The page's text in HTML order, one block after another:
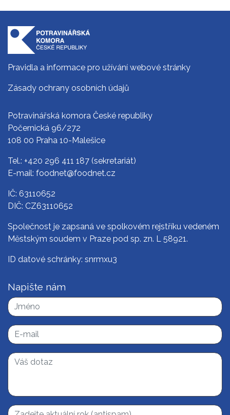
Pravidla a informace pro užívání webové stránky
Zásady ochrany osobních údajů
Potravinářská komora České republiky
Počernická 96/272
108 00 Praha 10-Malešice
Tel.: +420 296 411 187 (sekretariát)
E-mail: foodnet@foodnet.cz
IČ: 63110652
DIČ: CZ63110652
Společnost je zapsaná ve spolkovém rejstříku vedeném
Městským soudem v Praze pod sp. zn. L 58921.
ID datové schránky: snrmxu3
Napište nám